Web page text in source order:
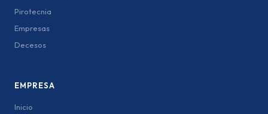
Pirotecnia
Empresas
Decesos
EMPRESA
Inicio